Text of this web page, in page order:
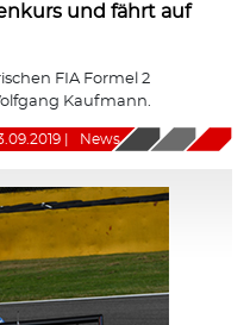
und fährt auf
FIA Formel 2
Kaufmann.
News